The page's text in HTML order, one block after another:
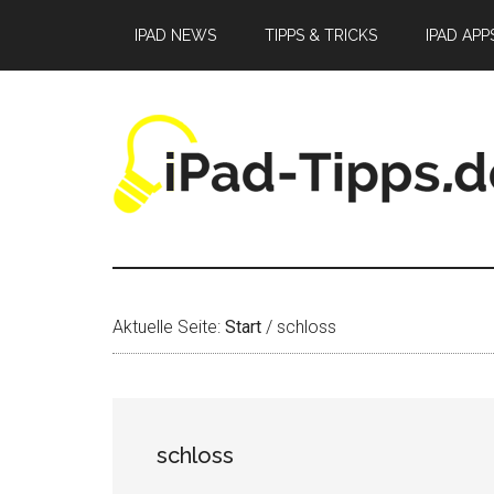
springen
springen
springen
IPAD NEWS TIPPS & TRICKS IPAD
Aktuelle Seite: Start / schloss
schloss